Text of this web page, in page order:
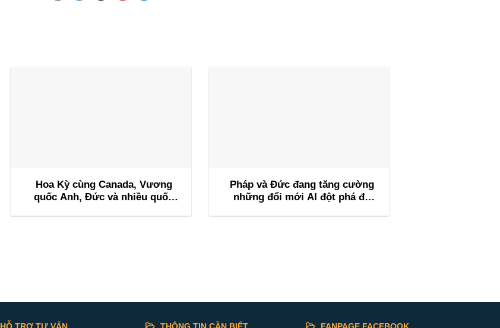
Hoa Kỳ cùng Canada, Vương
quốc Anh, Đức và nhiều quốc
Pháp và Đức đang tăng cường
những đổi mới AI đột phá để